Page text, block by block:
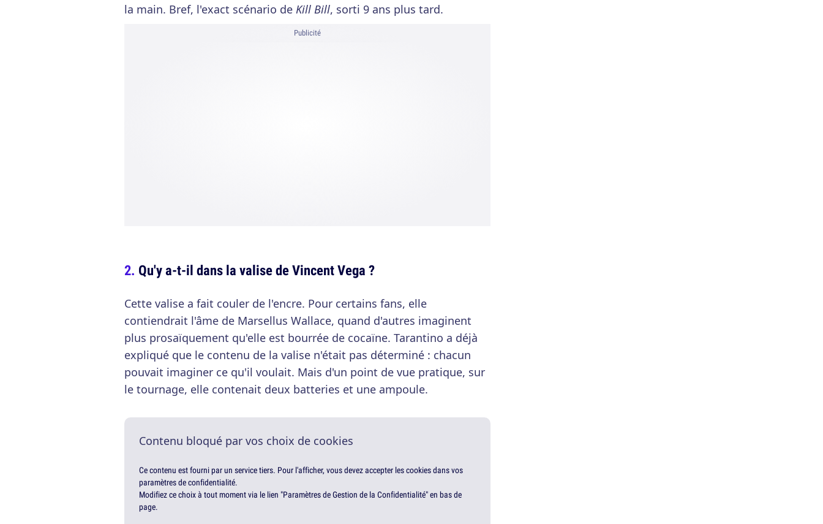
la main. Bref, l'exact scénario de Kill Bill, sorti 9 ans plus tard.
Publicité
Qu'y a-t-il dans la valise de Vincent Vega ?
Cette valise a fait couler de l'encre. Pour certains fans, elle
contiendrait l'âme de Marsellus Wallace, quand d'autres imaginent
plus prosaïquement qu'elle est bourrée de cocaïne. Tarantino a déjà
expliqué que le contenu de la valise n'était pas déterminé : chacun
pouvait imaginer ce qu'il voulait. Mais d'un point de vue pratique, sur
le tournage, elle contenait deux batteries et une ampoule.
Contenu bloqué par vos choix de cookies
Ce contenu est fourni par un service tiers. Pour l'afficher, vous devez accepter les cookies dans vos
paramètres de confidentialité.
Modifiez ce choix à tout moment via le lien "Paramètres de Gestion de la Confidentialité" en bas de
page.